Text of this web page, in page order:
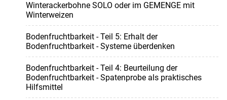
Winterackerbohne SOLO oder im GEMENGE mit
Winterweizen
Bodenfruchtbarkeit - Teil 5: Erhalt der
Bodenfruchtbarkeit - Systeme überdenken
Bodenfruchtbarkeit - Teil 4: Beurteilung der
Bodenfruchtbarkeit - Spatenprobe als praktisches
Hilfsmittel